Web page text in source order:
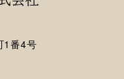
1番4号